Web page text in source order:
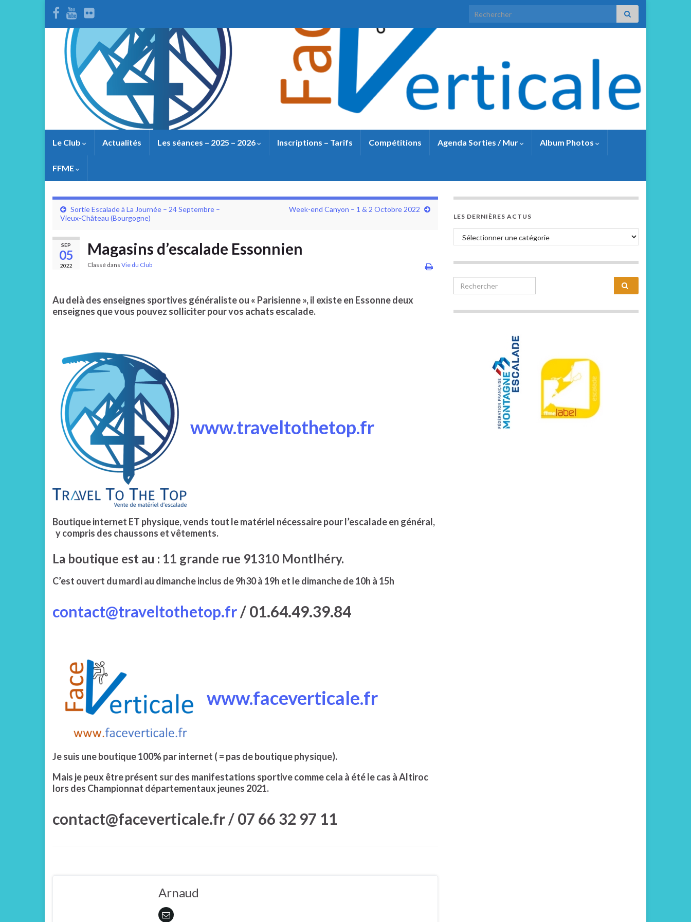
Le Club Actualités Les séances – 2025 – 2026 Inscriptions – Tarifs Compétitions Agenda Sorties / Mur Album Photos
FFME
Sortie Escalade à La Journée – 24 Septembre –
Vieux-Château (Bourgogne)
Week-end Canyon – 1 & 2 Octobre 2022
SEP
05
2022
Magasins d’escalade Essonnien
Classé dans Vie du Club
Au delà des enseignes sportives généraliste ou « Parisienne », il existe en Essonne deux
enseignes que vous pouvez solliciter pour vos achats escalade.
www.traveltothetop.fr
Boutique internet ET physique, vends tout le matériel nécessaire pour l’escalade en général,
y compris des chaussons et vêtements.
La boutique est au : 11 grande rue 91310 Montlhéry.
C’est ouvert du mardi au dimanche inclus de 9h30 à 19h et le dimanche de 10h à 15h
contact@traveltothetop.fr/ 01.64.49.39.84
www.faceverticale.fr
Je suis une boutique 100% par internet ( = pas de boutique physique).
Mais je peux être présent sur des manifestations sportive comme cela à été le cas à Altiroc
lors des Championnat départementaux jeunes 2021.
contact@faceverticale.fr / 07 66 32 97 11
Arnaud
LES DERNIÈRES ACTUS